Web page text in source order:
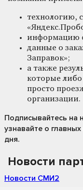
технологию,
информацию
данные о
Заправок»;
а также
которые либо
просто
организации.
Подписывайтесь на
узнавайте о
дня.
Новости
Новости СМИ2